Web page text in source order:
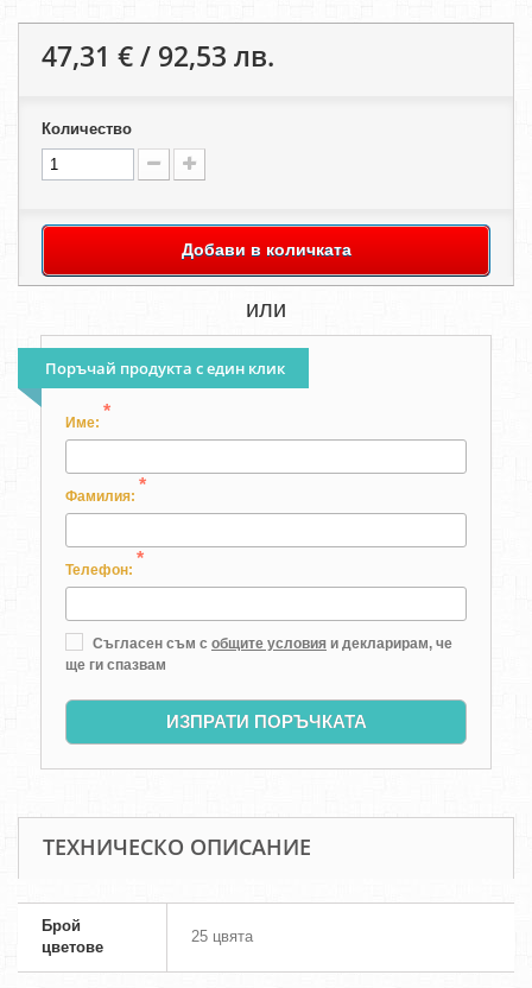
47,31 € / 92,53 лв.
Количество
Добави в количката
или
Поръчай продукта с един клик
Име:
*
Фамилия:
*
Телефон:
*
Съгласен съм с общите условия и декларирам, че
ще ги спазвам
ИЗПРАТИ ПОРЪЧКАТА
ТЕХНИЧЕСКО ОПИСАНИЕ
Брой
цветове
25 цвята